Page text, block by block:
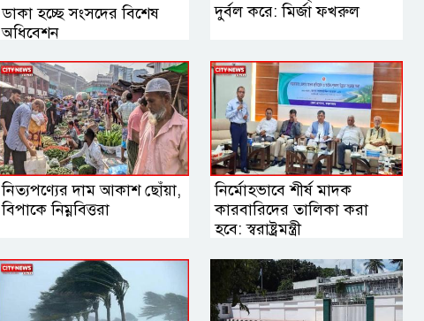
ডাকা হচ্ছে সংসদের বিশেষ
অধিবেশন
দুর্বল করে: মির্জা ফখরুল
নিত্যপণ্যের দাম আকাশ ছোঁয়া,
বিপাকে নিম্নবিত্তরা
নির্মোহভাবে শীর্ষ মাদক
কারবারিদের তালিকা করা
হবে: স্বরাষ্ট্রমন্ত্রী